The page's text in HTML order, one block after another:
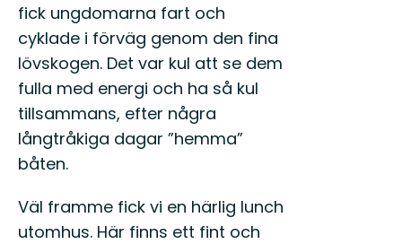
fick ungdomarna fart och
cyklade i förväg genom den fina
lövskogen. Det var kul att se dem
fulla med energi och ha så kul
tillsammans, efter några
långtråkiga dagar ”hemma”
båten.
Väl framme fick vi en härlig lunch
utomhus. Här finns ett fint och